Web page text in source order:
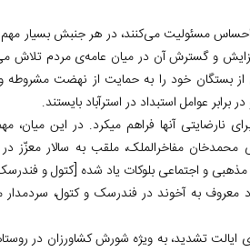
احساس مسئولیت می‌کنند، در هر جنبش بسیار
افزایش و گسترش آن در میان عامه‌ی مردم
خود را به حمایت از نهضت مشروطه
عوامل استبداد در استرآباد بایستند.
مفاخرالملک، ملقب به سالار معزّز در
و اجتماعی بلوکات یاد شده [کتول و
معروف به آخوند در فندرسک و کتول، سردمدار
تشدید، به ویژه شورش کشاورزان در